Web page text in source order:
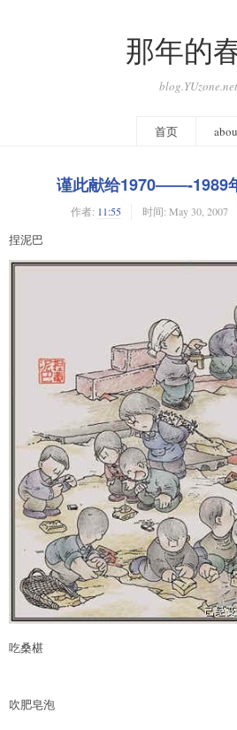
那年的
blog.YUzone.net
首页
谨此献给1970――-1989
作者: 11:55 时间: May 30, 2007
捏泥巴
吃桑椹
吹肥皂泡